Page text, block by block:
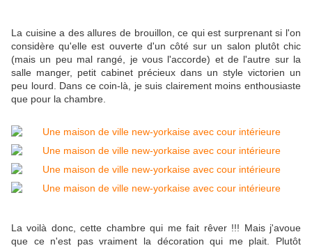
La cuisine a des allures de brouillon, ce qui est surprenant si l'on
considère qu'elle est ouverte d'un côté sur un salon plutôt chic
(mais un peu mal rangé, je vous l'accorde) et de l'autre sur la
salle manger, petit cabinet précieux dans un style victorien un
peu lourd. Dans ce coin-là, je suis clairement moins enthousiaste
que pour la chambre.
La voilà donc, cette chambre qui me fait rêver !!! Mais j'avoue
que ce n'est pas vraiment la décoration qui me plait. Plutôt